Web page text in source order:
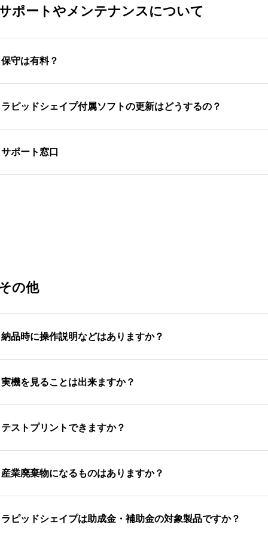
ポートやメンテナンスについて
保守は有料？
2年目以降の保守契約は有料です。保守契約中である場合、
ラピッドシェイプ付属ソフトの更新はどうするの？
目以降の保守契約に伴い、年1回の機器の定期メンテナンス
サポート窓口
の他
納品時に操作説明などはありますか？
設置時に2日コースで操作説明の講習を行います。詳しくは
実機を見ることは出来ますか？
本社ショールームにて実機をご覧いただけます。また遠方
テストプリントできますか？
ッドシェイプ社3Dプリンターの導入を検討にあたり、STL
産業廃棄物になるものはありますか？
に使用したアルコール（IPA）は、産業廃棄物です。専門業
ラピッドシェイプは助成金・補助金の対象製品ですか？